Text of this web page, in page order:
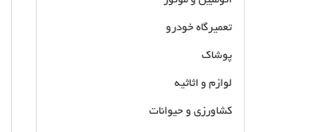
تعمیرگاه خودرو
پوشاک
لوازم و اثاثیه
کشاورزی و حیوانات